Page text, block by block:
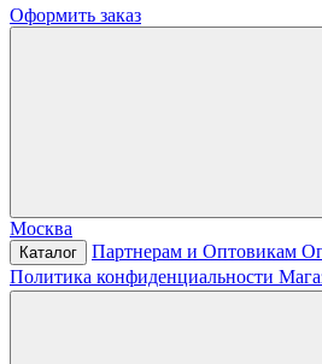
Оформить заказ
Москва
Каталог Партнерам и Оптовикам
Политика конфиденциальности